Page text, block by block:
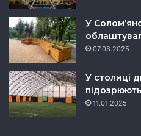
У
07.08.2025
У столиці
11.01.2025